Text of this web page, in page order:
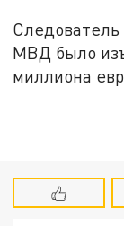
Следователь
МВД было
миллиона